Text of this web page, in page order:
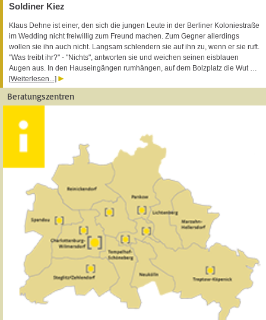
Soldiner Kiez
Klaus Dehne ist einer, den sich die jungen Leute in der Berliner Koloniestraße
im Wedding nicht freiwillig zum Freund machen. Zum Gegner allerdings
wollen sie ihn auch nicht. Langsam schlendern sie auf ihn zu, wenn er sie ruft.
"Was treibt ihr?" - "Nichts", antworten sie und weichen seinen eisblauen
Augen aus. In den Hauseingängen rumhängen, auf dem Bolzplatz die Wut …
[Weiterlesen...]
Beratungszentren